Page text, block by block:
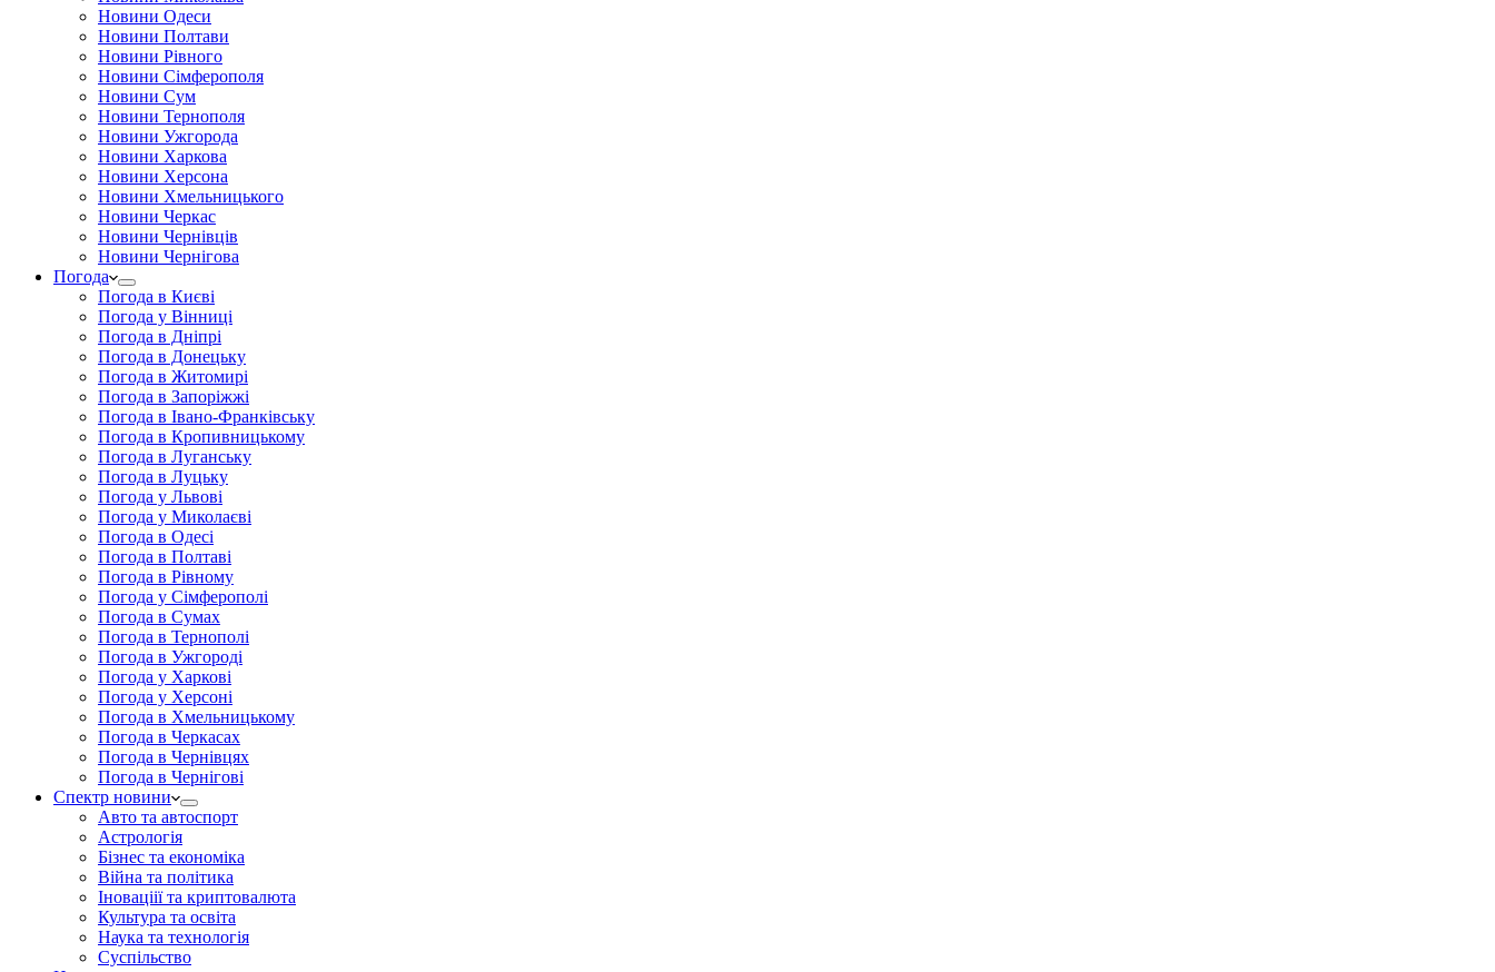
Новини Одеси
Новини Полтави
Новини Рівного
Новини Сімферополя
Новини Сум
Новини Тернополя
Новини Ужгорода
Новини Харкова
Новини Херсона
Новини Хмельницького
Новини Черкас
Новини Чернівців
Новини Чернігова
Погода
Погода в Києві
Погода у Вінниці
Погода в Дніпрі
Погода в Донецьку
Погода в Житомирі
Погода в Запоріжжі
Погода в Івано-Франківську
Погода в Кропивницькому
Погода в Луганську
Погода в Луцьку
Погода у Львові
Погода у Миколаєві
Погода в Одесі
Погода в Полтаві
Погода в Рівному
Погода у Сімферополі
Погода в Сумах
Погода в Тернополі
Погода в Ужгороді
Погода у Харкові
Погода у Херсоні
Погода в Хмельницькому
Погода в Черкасах
Погода в Чернівцях
Погода в Чернігові
Спектр новини
Авто та автоспорт
Астрологія
Бізнес та економіка
Війна та політика
Іноваціії та криптовалюта
Культура та освіта
Наука та технологія
Суспільство